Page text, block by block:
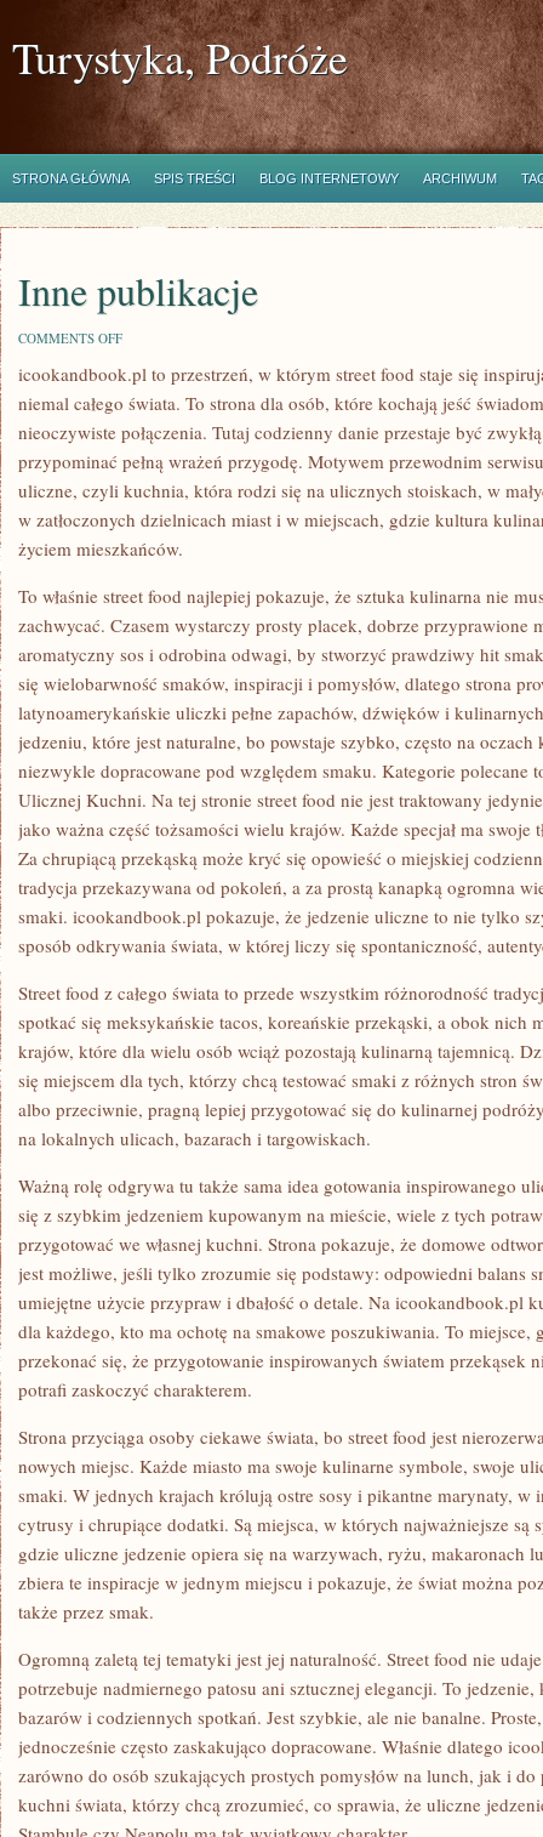
Turystyka, Podróże
STRONA GŁÓWNA SPIS TREŚCI BLOG INTERNETOWY ARCHIWUM
Inne publikacje
COMMENTS OFFON
PUBLIKACJE
icookandbook.pl to przestrzeń, w którym street food staje się
niemal całego świata. To strona dla osób, które kochają jeść
nieoczywiste połączenia. Tutaj codzienny danie przestaje być
przypominać pełną wrażeń przygodę. Motywem przewodnim
uliczne, czyli kuchnia, która rodzi się na ulicznych stoiskach, w
w zatłoczonych dzielnicach miast i w miejscach, gdzie kultura
życiem mieszkańców.
To właśnie street food najlepiej pokazuje, że sztuka kulinarna nie
zachwycać. Czasem wystarczy prosty placek, dobrze przyprawione
aromatyczny sos i odrobina odwagi, by stworzyć prawdziwy hit
się wielobarwność smaków, inspiracji i pomysłów, dlatego strona
latynoamerykańskie uliczki pełne zapachów, dźwięków i
jedzeniu, które jest naturalne, bo powstaje szybko, często na
niezwykle dopracowane pod względem smaku. Kategorie polecane
Ulicznej Kuchni. Na tej stronie street food nie jest traktowany
jako ważna część tożsamości wielu krajów. Każde specjał ma swoje
Za chrupiącą przekąską może kryć się opowieść o miejskiej
tradycja przekazywana od pokoleń, a za prostą kanapką ogromna
smaki. icookandbook.pl pokazuje, że jedzenie uliczne to nie tylko
sposób odkrywania świata, w której liczy się spontaniczność,
Street food z całego świata to przede wszystkim różnorodność
spotkać się meksykańskie tacos, koreańskie przekąski, a obok nich
krajów, które dla wielu osób wciąż pozostają kulinarną tajemnicą.
się miejscem dla tych, którzy chcą testować smaki z różnych stron
albo przeciwnie, pragną lepiej przygotować się do kulinarnej
na lokalnych ulicach, bazarach i targowiskach.
Ważną rolę odgrywa tu także sama idea gotowania inspirowanego
się z szybkim jedzeniem kupowanym na mieście, wiele z tych
przygotować we własnej kuchni. Strona pokazuje, że domowe
jest możliwe, jeśli tylko zrozumie się podstawy: odpowiedni balans
umiejętne użycie przypraw i dbałość o detale. Na icookandbook.pl
dla każdego, kto ma ochotę na smakowe poszukiwania. To miejsce,
przekonać się, że przygotowanie inspirowanych światem przekąsek
potrafi zaskoczyć charakterem.
Strona przyciąga osoby ciekawe świata, bo street food jest
nowych miejsc. Każde miasto ma swoje kulinarne symbole, swoje
smaki. W jednych krajach królują ostre sosy i pikantne marynaty, w
cytrusy i chrupiące dodatki. Są miejsca, w których najważniejsze są
gdzie uliczne jedzenie opiera się na warzywach, ryżu, makaronach
zbiera te inspiracje w jednym miejscu i pokazuje, że świat można
także przez smak.
Ogromną zaletą tej tematyki jest jej naturalność. Street food nie
potrzebuje nadmiernego patosu ani sztucznej elegancji. To
bazarów i codziennych spotkań. Jest szybkie, ale nie banalne.
jednocześnie często zaskakująco dopracowane. Właśnie dlatego
zarówno do osób szukających prostych pomysłów na lunch, jak i
kuchni świata, którzy chcą zrozumieć, co sprawia, że uliczne